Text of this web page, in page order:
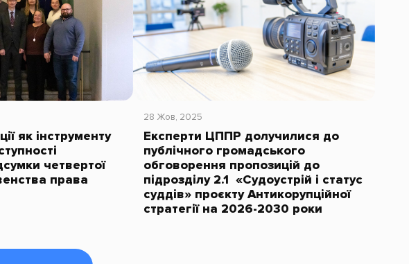
як інструменту
четвертої
права
28 Жов, 2025
Експерти ЦППР долучилися до
публічного громадського
обговорення пропозицій до
підрозділу 2.1 «Судоустрій і статус
суддів» проєкту Антикорупційної
стратегії на 2026-2030 роки